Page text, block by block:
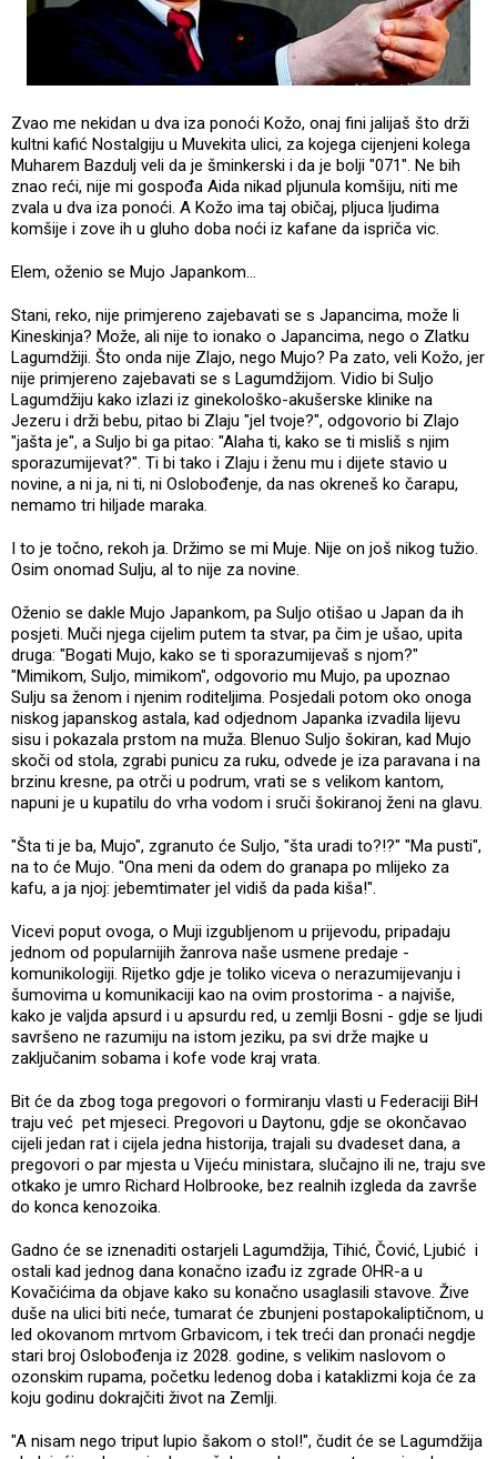
Zvao me nekidan u dva iza ponoći Kožo, onaj fini jalijaš što drži
kultni kafić Nostalgiju u Muvekita ulici, za kojega cijenjeni kolega
Muharem Bazdulj veli da je šminkerski i da je bolji "071". Ne bih
znao reći, nije mi gospođa Aida nikad pljunula komšiju, niti me
zvala u dva iza ponoći. A Kožo ima taj običaj, pljuca ljudima
komšije i zove ih u gluho doba noći iz kafane da ispriča vic.
Elem, oženio se Mujo Japankom...
Stani, reko, nije primjereno zajebavati se s Japancima, može li
Kineskinja? Može, ali nije to ionako o Japancima, nego o Zlatku
Lagumdžiji. Što onda nije Zlajo, nego Mujo? Pa zato, veli Kožo, jer
nije primjereno zajebavati se s Lagumdžijom. Vidio bi Suljo
Lagumdžiju kako izlazi iz ginekološko-akušerske klinike na
Jezeru i drži bebu, pitao bi Zlaju "jel tvoje?", odgovorio bi Zlajo
"jašta je", a Suljo bi ga pitao: "Alaha ti, kako se ti misliš s njim
sporazumijevat?". Ti bi tako i Zlaju i ženu mu i dijete stavio u
novine, a ni ja, ni ti, ni Oslobođenje, da nas okreneš ko čarapu,
nemamo tri hiljade maraka.
I to je točno, rekoh ja. Držimo se mi Muje. Nije on još nikog tužio.
Osim onomad Sulju, al to nije za novine.
Oženio se dakle Mujo Japankom, pa Suljo otišao u Japan da ih
posjeti. Muči njega cijelim putem ta stvar, pa čim je ušao, upita
druga: "Bogati Mujo, kako se ti sporazumijevaš s njom?"
"Mimikom, Suljo, mimikom", odgovorio mu Mujo, pa upoznao
Sulju sa ženom i njenim roditeljima. Posjedali potom oko onoga
niskog japanskog astala, kad odjednom Japanka izvadila lijevu
sisu i pokazala prstom na muža. Blenuo Suljo šokiran, kad Mujo
skoči od stola, zgrabi punicu za ruku, odvede je iza paravana i na
brzinu kresne, pa otrči u podrum, vrati se s velikom kantom,
napuni je u kupatilu do vrha vodom i sruči šokiranoj ženi na glavu.
"Šta ti je ba, Mujo", zgranuto će Suljo, "šta uradi to?!?" "Ma pusti",
na to će Mujo. "Ona meni da odem do granapa po mlijeko za
kafu, a ja njoj: jebemtimater jel vidiš da pada kiša!".
Vicevi poput ovoga, o Muji izgubljenom u prijevodu, pripadaju
jednom od popularnijih žanrova naše usmene predaje -
komunikologiji. Rijetko gdje je toliko viceva o nerazumijevanju i
šumovima u komunikaciji kao na ovim prostorima - a najviše,
kako je valjda apsurd i u apsurdu red, u zemlji Bosni - gdje se ljudi
savršeno ne razumiju na istom jeziku, pa svi drže majke u
zaključanim sobama i kofe vode kraj vrata.
Bit će da zbog toga pregovori o formiranju vlasti u Federaciji BiH
traju već pet mjeseci. Pregovori u Daytonu, gdje se okončavao
cijeli jedan rat i cijela jedna historija, trajali su dvadeset dana, a
pregovori o par mjesta u Vijeću ministara, slučajno ili ne, traju sve
otkako je umro Richard Holbrooke, bez realnih izgleda da završe
do konca kenozoika.
Gadno će se iznenaditi ostarjeli Lagumdžija, Tihić, Čović, Ljubić i
ostali kad jednog dana konačno izađu iz zgrade OHR-a u
Kovačićima da objave kako su konačno usaglasili stavove. Žive
duše na ulici biti neće, tumarat će zbunjeni postapokaliptičnom, u
led okovanom mrtvom Grbavicom, i tek treći dan pronaći negdje
stari broj Oslobođenja iz 2028. godine, s velikim naslovom o
ozonskim rupama, početku ledenog doba i kataklizmi koja će za
koju godinu dokrajčiti život na Zemlji.
"A nisam nego triput lupio šakom o stol!", čudit će se Lagumdžija